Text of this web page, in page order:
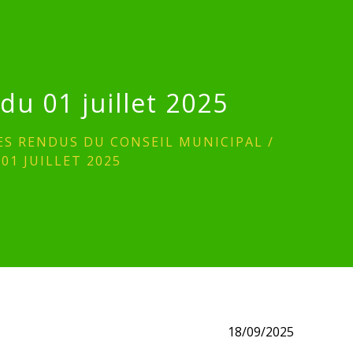
01 juillet 2025
RENDUS DU CONSEIL MUNICIPAL /
JUILLET 2025
18/09/2025